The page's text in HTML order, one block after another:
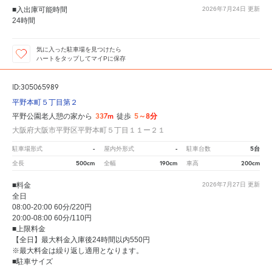
2026年7月24日 更新
■入出庫可能時間
24時間
気に入った駐車場を見つけたら
ハートをタップしてマイPに保存
ID:305065989
平野本町５丁目第２
平野公園老人憩の家から 337m 徒歩 5～8分
大阪府大阪市平野区平野本町５丁目１１ー２１
駐車場形式 - 屋内外形式 - 駐車台数 5台
全長 500cm 全幅 190cm 車高 200cm
2026年7月27日 更新
■料金
全日
08:00-20:00 60分/220円
20:00-08:00 60分/110円
■上限料金
【全日】最大料金入庫後24時間以内550円
※最大料金は繰り返し適用となります。
■駐車サイズ